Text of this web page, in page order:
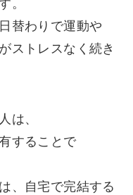
。
替わりで運動や
ストレスなく続き
は、
することで
、自宅で完結する